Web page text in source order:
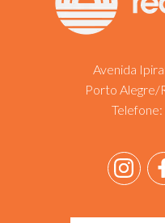
Avenida
Porto Alegre/
Telefone: